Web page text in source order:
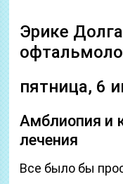
Эрике
пятница, 6
Амблиопия и
лечения
Все было бы